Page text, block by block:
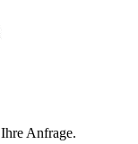
Anfrage.